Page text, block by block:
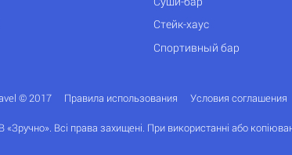
Стейк-хаус
Спортивный бар
© 2017 Правила использования Условия соглашения
Всі права захищені. При використанні або